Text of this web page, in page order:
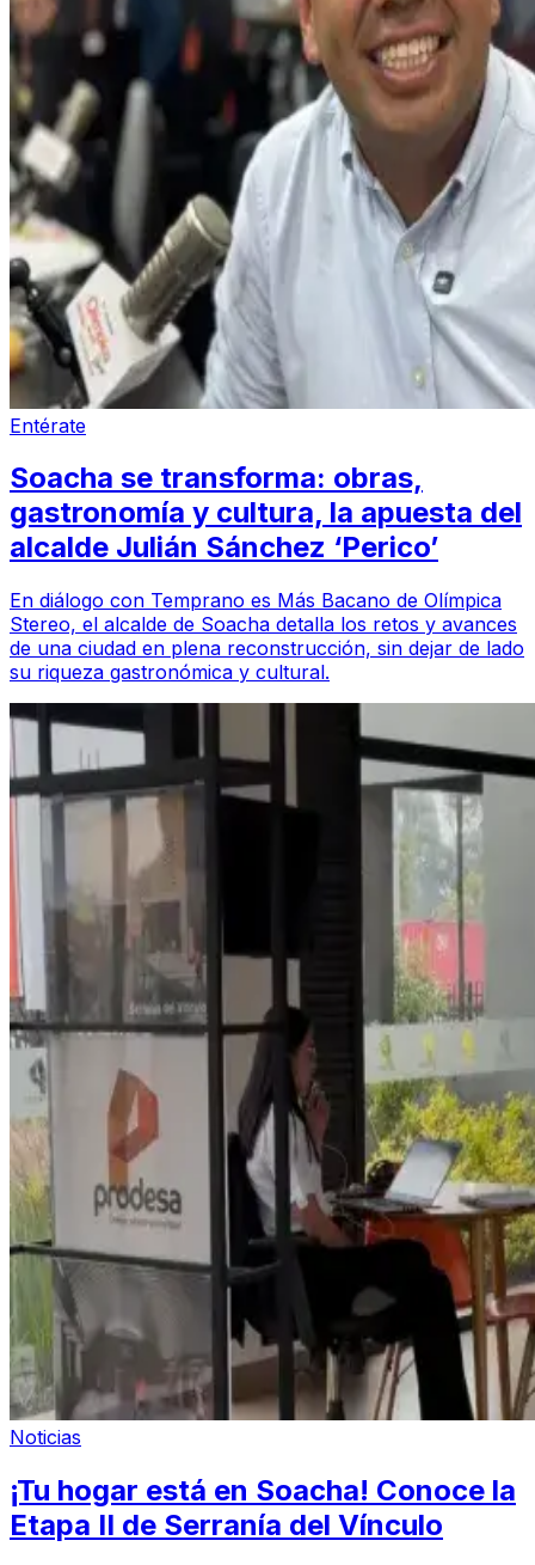
Entérate
Soacha se transforma: obras,
gastronomía y cultura, la apuesta del
alcalde Julián Sánchez ‘Perico’
En diálogo con Temprano es Más Bacano de Olímpica
Stereo, el alcalde de Soacha detalla los retos y avances
de una ciudad en plena reconstrucción, sin dejar de lado
su riqueza gastronómica y cultural.
Noticias
¡Tu hogar está en Soacha! Conoce la
Etapa II de Serranía del Vínculo